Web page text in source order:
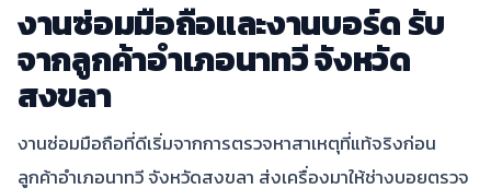
งานซ่อมมือถือและงานบอร์ด รับ
จากลูกค้าอำเภอนาทวี จังหวัด
สงขลา
งานซ่อมมือถือที่ดีเริ่มจากการตรวจหาสาเหตุที่แท้จริงก่อน
ลูกค้าอำเภอนาทวี จังหวัดสงขลา ส่งเครื่องมาให้ช่างบอยตรวจ